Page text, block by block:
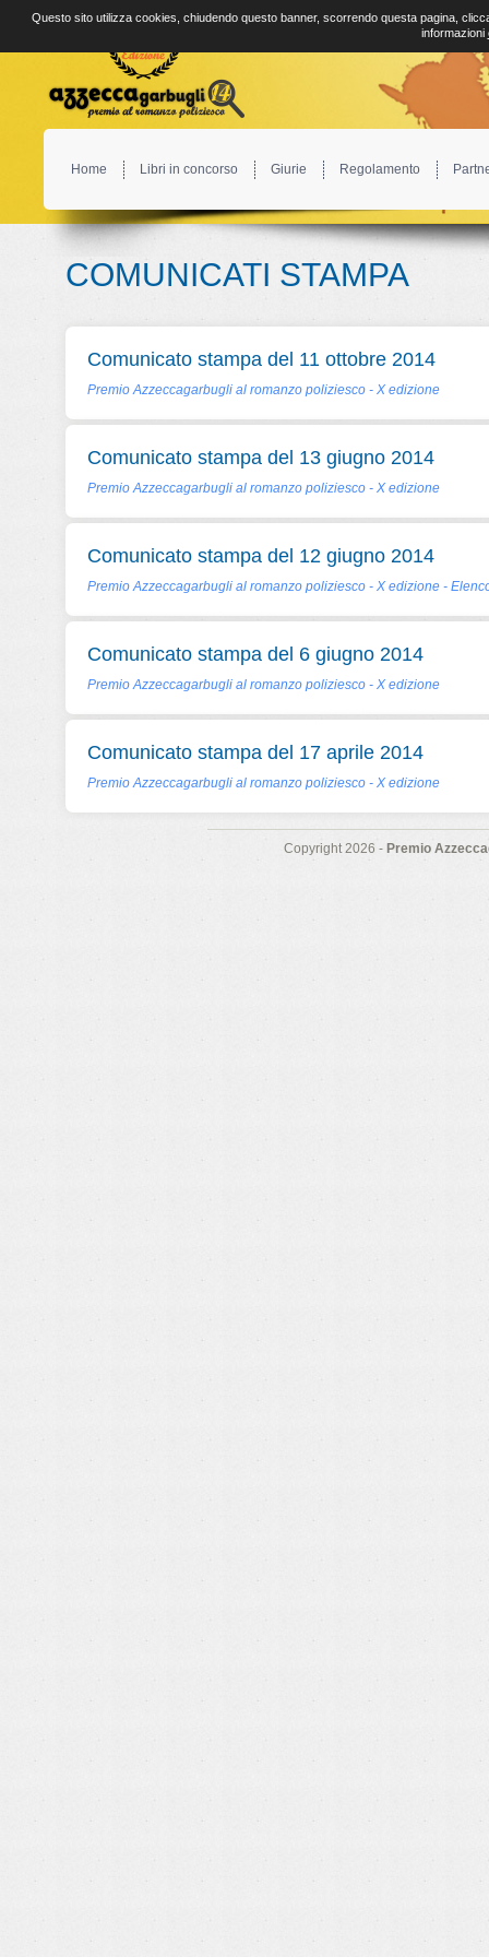
Home Libri in concorso Giurie Regolamento
COMUNICATI STAMPA
Comunicato stampa del 11 ottobre 2014
Premio Azzeccagarbugli al romanzo poliziesco - X edizione
Comunicato stampa del 13 giugno 2014
Premio Azzeccagarbugli al romanzo poliziesco - X edizione
Comunicato stampa del 12 giugno 2014
Premio Azzeccagarbugli al romanzo poliziesco - X edizione -
Comunicato stampa del 6 giugno 2014
Premio Azzeccagarbugli al romanzo poliziesco - X edizione
Comunicato stampa del 17 aprile 2014
Premio Azzeccagarbugli al romanzo poliziesco - X edizione
Copyright 2026 - Premio
Questo sito utilizza cookies, chiudendo questo banner, scorrendo questa pagina,
informazioni